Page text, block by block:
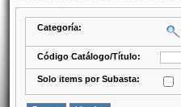
Categoría:
Código Catálogo/Título:
Solo items por Subasta: